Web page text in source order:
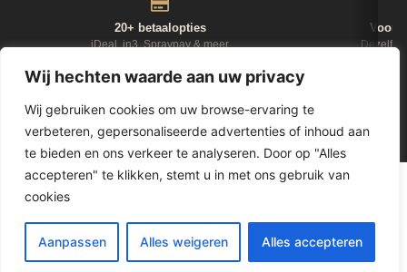
Wij hechten waarde aan uw privacy
Wij gebruiken cookies om uw browse-ervaring te
verbeteren, gepersonaliseerde advertenties of inhoud aan
te bieden en ons verkeer te analyseren. Door op "Alles
accepteren" te klikken, stemt u in met ons gebruik van
cookies
Aanpassen Alles weigeren Alles accepteren
20+ betaalopties
iDeal, in3, Spraypay & meer
Voor
NIEUWSBRIEF
LET OP, GELD LENEN KOST GELD
D-Fokker